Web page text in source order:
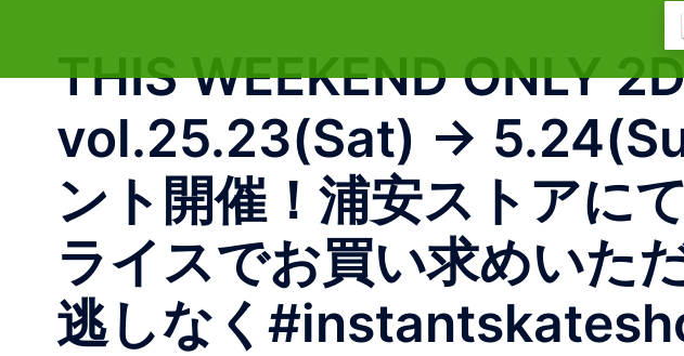
THIS WEEKEND ONLY
vol.25.23(Sat) →
ント開催！浦安ストアに
ライスでお買い求めいた
逃しなく